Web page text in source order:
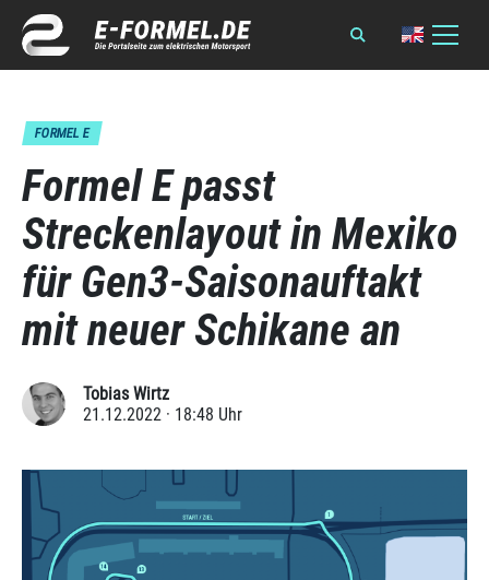
FORMEL E
Formel E passt
Streckenlayout in Mexiko
für Gen3-Saisonauftakt
mit neuer Schikane an
Tobias Wirtz
21.12.2022 · 18:48 Uhr